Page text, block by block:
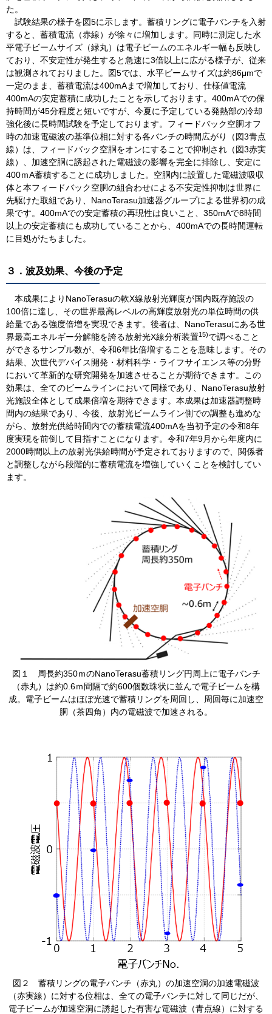
た。
試験結果の様子を図5に示します。蓄積リングに電子バンチを入射
すると、蓄積電流（赤線）が徐々に増加します。同時に測定した水
平電子ビームサイズ（緑丸）は電子ビームのエネルギー幅も反映し
ており、不安定性が発生すると急速に3倍以上に広がる様子が、従来
は観測されておりました。図5では、水平ビームサイズは約86μmで
一定のまま、蓄積電流は400mAまで増加しており、仕様値電流
400mAの安定蓄積に成功したことを示しております。400mAでの保
持時間が45分程度と短いですが、今夏に予定している発熱部の冷却
強化後に長時間試験を予定しております。フィードバック空胴オフ
時の加速電磁波の基準位相に対する各バンチの時間広がり（図3青点
線）は、フィードバック空胴をオンにすることで抑制され（図3赤実
線）、加速空胴に誘起された電磁波の影響を完全に排除し、安定に
400ｍA蓄積することに成功しました。空胴内に設置した電磁波吸収
体と本フィードバック空胴の組合わせによる不安定性抑制は世界に
先駆けた取組であり、NanoTerasu加速器グループによる世界初の成
果です。400mAでの安定蓄積の再現性は良いこと、350mAで8時間
以上の安定蓄積にも成功していることから、400mAでの長時間運転
に目処がたちました。
３．波及効果、今後の予定
本成果によりNanoTerasuの軟X線放射光輝度が国内既存施設の
100倍に達し、その世界最高レベルの高輝度放射光の単位時間の供
給量である強度倍増を実現できます。後者は、NanoTerasuにある世
界最高エネルギー分解能を誇る放射光X線分析装置15)で調べること
ができるサンプル数が、令和6年比倍増することを意味します。その
結果、次世代デバイス開発・材料科学・ライフサイエンス等の分野
において革新的な研究開発を加速させることが期待できます。この
効果は、全てのビームラインにおいて同様であり、NanoTerasu放射
光施設全体として成果倍増を期待できます。本成果は加速器調整時
間内の結果であり、今後、放射光ビームライン側での調整も進めな
がら、放射光供給時間内での蓄積電流400mAを当初予定の令和8年
度実現を前倒して目指すことになります。令和7年9月から年度内に
2000時間以上の放射光供給時間が予定されておりますので、関係者
と調整しながら段階的に蓄積電流を増強していくことを検討してい
ます。
​図１ 周長約350ｍのNanoTerasu蓄積リング円周上に電子バンチ
（赤丸）は約0.6ｍ間隔で約600個数珠状に並んで電子ビームを構
成。電子ビームはほぼ光速で蓄積リングを周回し、周回毎に加速空
胴（茶四角）内の電磁波で加速される。
​図２ 蓄積リングの電子バンチ（赤丸）の加速空洞の加速電磁波
（赤実線）に対する位相は、全ての電子バンチに対して同じだが、
電子ビームが加速空洞に誘起した有害な電磁波（青点線）に対する